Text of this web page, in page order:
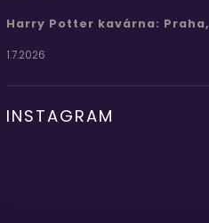
Harry Potter kavárna:
1.7.2026
INSTAGRAM